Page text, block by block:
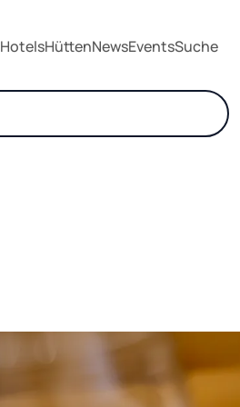
HotelsHüttenNewsEventsSuche